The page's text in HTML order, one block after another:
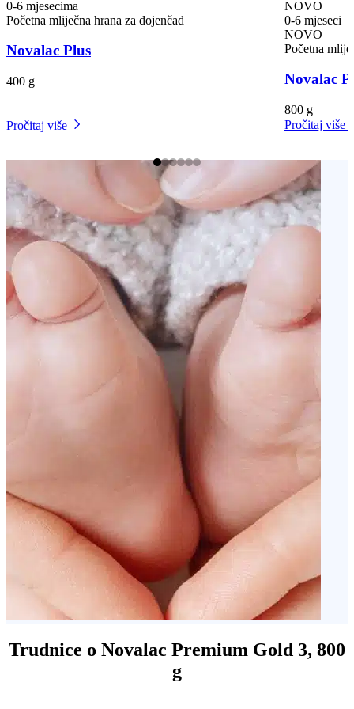
0-6 mjesecima
Početna mliječna hrana za dojenčad
Novalac Plus
400 g
Pročitaj više
NOVO
0-6 mjeseci
NOVO
Početna
Novalac
800 g
Pročitaj više
Trudnice o Novalac Premium Gold 3, 800
g